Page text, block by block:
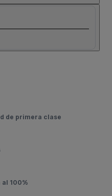
de primera clase
100%